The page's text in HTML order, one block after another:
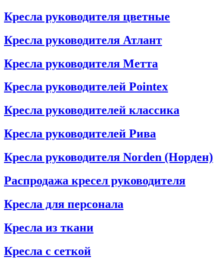
Кресла руководителя цветные
Кресла руководителя Атлант
Кресла рyководителя Метта
Кресла руководителей Pointex
Кресла руководителей классика
Кресла руководителей Рива
Кресла руководителя Norden (Норден)
Распродажа кресел руководителя
Кресла для персонала
Кресла из ткани
Кресла с сеткой